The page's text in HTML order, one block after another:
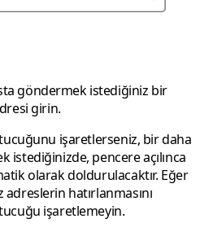
göndermek istediğiniz bir
girin.
işaretlerseniz, bir daha
istediğinizde, pencere açılınca
olarak doldurulacaktır. Eğer
hatırlanmasını
işaretlemeyin.